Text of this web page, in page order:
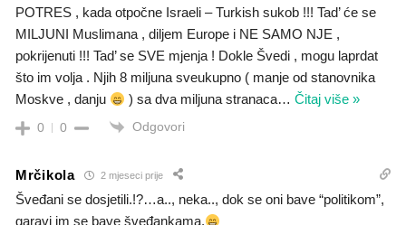
POTRES , kada otpočne Israeli – Turkish sukob !!! Tad’ će se
MILJUNI Muslimana , diljem Europe i NE SAMO NJE ,
pokrijenuti !!! Tad’ se SVE mjenja ! Dokle Švedi , mogu laprdat
što im volja . Njih 8 miljuna sveukupno ( manje od stanovnika
Moskve , danju
) sa dva miljuna stranaca…Čitaj više »
0 0 Odgovori
Mrčikola 2 mjeseci prije
Šveđani se dosjetili.!?…a.., neka.., dok se oni bave “politikom”,
garavi im se bave šveđankama.